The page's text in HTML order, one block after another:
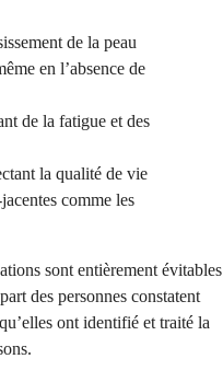
de la peau
en l’absence de
de la fatigue et des
la qualité de vie
comme les
sont entièrement évitables
des personnes constatent
ont identifié et traité la